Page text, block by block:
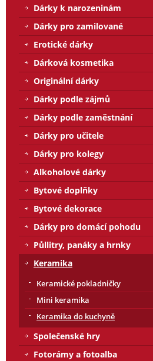
Dárky k narozeninám
Dárky pro zamilované
Erotické dárky
Dárková kosmetika
Originální dárky
Dárky podle zájmů
Dárky podle zaměstnání
Dárky pro učitele
Dárky pro kolegy
Alkoholové dárky
Bytové doplňky
Bytové dekorace
Dárky pro domácí pohodu
Půllitry, panáky a hrnky
Keramika
Keramické pokladničky
Mini keramika
Keramika do kuchyně
Společenské hry
Fotorámy a fotoalba